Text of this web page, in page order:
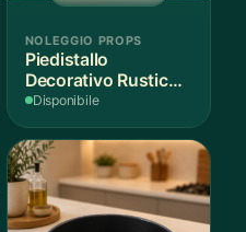
NOLEGGIO PROPS
Piedistallo
Decorativo Rustico
in Legno
Disponibile